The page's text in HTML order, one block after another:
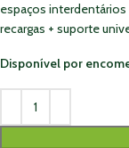
espaços
recargas + suporte
Disponível por